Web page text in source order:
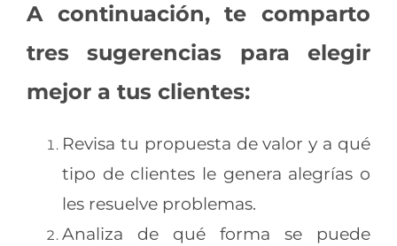
A continuación, te comparto
tres sugerencias para elegir
mejor a tus clientes:
Revisa tu propuesta de valor y a qué
tipo de clientes le genera alegrías o
les resuelve problemas.
Analiza de qué forma se puede